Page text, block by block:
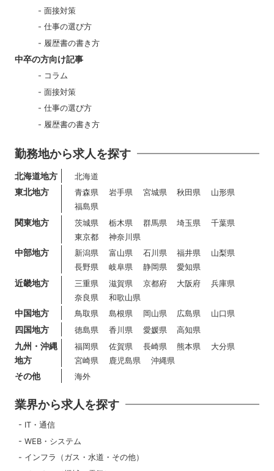
面接対策
仕事の選び方
履歴書の書き方
中卒の方向け記事
コラム
面接対策
仕事の選び方
履歴書の書き方
勤務地から求人を探す
北海道地方 北海道
東北地方 青森県 岩手県 宮城県 秋田県
山形県
福島県
関東地方 茨城県 栃木県 群馬県 埼玉県
千葉県
東京都
神奈川県
中部地方 新潟県 富山県 石川県 福井県
山梨県
長野県
岐阜県 静岡県 愛知県
近畿地方 三重県 滋賀県 京都府 大阪府
兵庫県
奈良県
和歌山県
中国地方 鳥取県 島根県 岡山県 広島県 山口県
四国地方 徳島県 香川県 愛媛県 高知県
九州・沖縄
地方
福岡県 佐賀県 長崎県 熊本県
大分県
宮崎県
鹿児島県 沖縄県
その他 海外
業界から求人を探す
IT・通信
WEB・システム
インフラ（ガス・水道・その他）